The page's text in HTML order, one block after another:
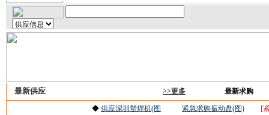
最新供应 >>更多 最
◆ 供应深圳塑焊机(图
紧急求购振动盘(图)
[